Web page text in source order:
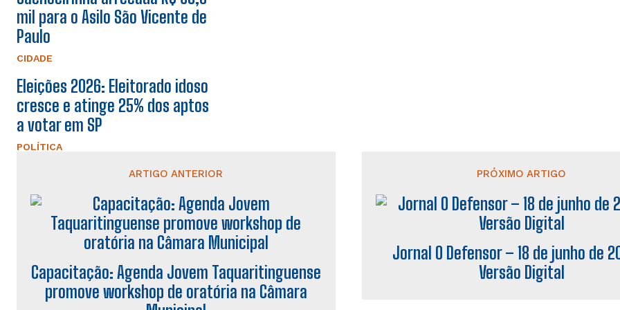
mil para o Asilo São Vicente de
Paulo
CIDADE
Eleições 2026: Eleitorado idoso
cresce e atinge 25% dos aptos
a votar em SP
POLÍTICA
ARTIGO ANTERIOR
Capacitação: Agenda Jovem Taquaritinguense
promove workshop de oratória na Câmara
PRÓXIMO ARTIGO
Jornal O Defensor – 18 de junho de
Versão Digital